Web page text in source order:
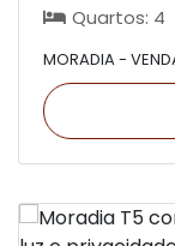
emQuartos: 4
MORADIA -